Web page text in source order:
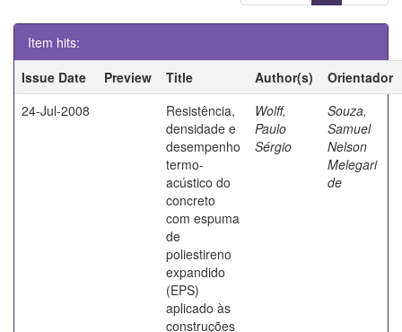
Item hits:
Issue Date
Preview Title Author(s)
Orientador
24-Jul-2008
Resistência,
densidade e
desempenho
termo-
acústico do
concreto
com espuma
de
poliestireno
expandido
(EPS)
aplicado às
construções
Wolff,
Paulo
Sérgio
Souza,
Samuel
Nelson
Melegari
de